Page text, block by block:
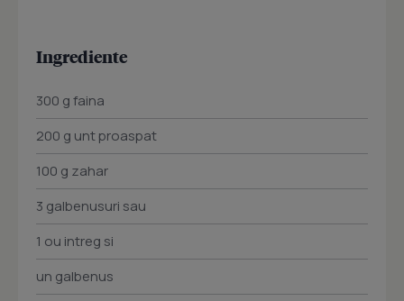
Ingrediente
300 g faina
200 g unt proaspat
100 g zahar
3 galbenusuri sau
1 ou intreg si
un galbenus